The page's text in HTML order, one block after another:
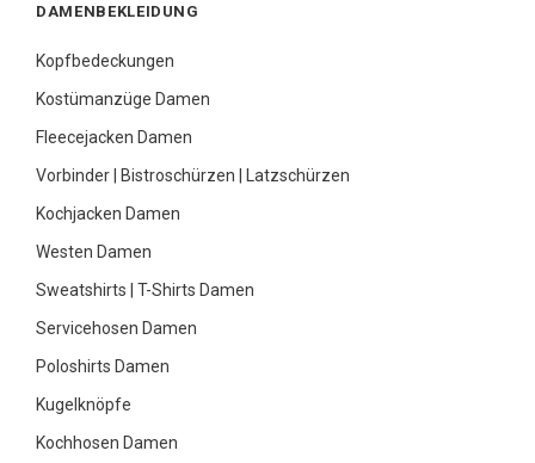
DAMENBEKLEIDUNG
Kopfbedeckungen
Kostümanzüge Damen
Fleecejacken Damen
Vorbinder | Bistroschürzen | Latzschürzen
Kochjacken Damen
Westen Damen
Sweatshirts | T-Shirts Damen
Servicehosen Damen
Poloshirts Damen
Kugelknöpfe
Kochhosen Damen